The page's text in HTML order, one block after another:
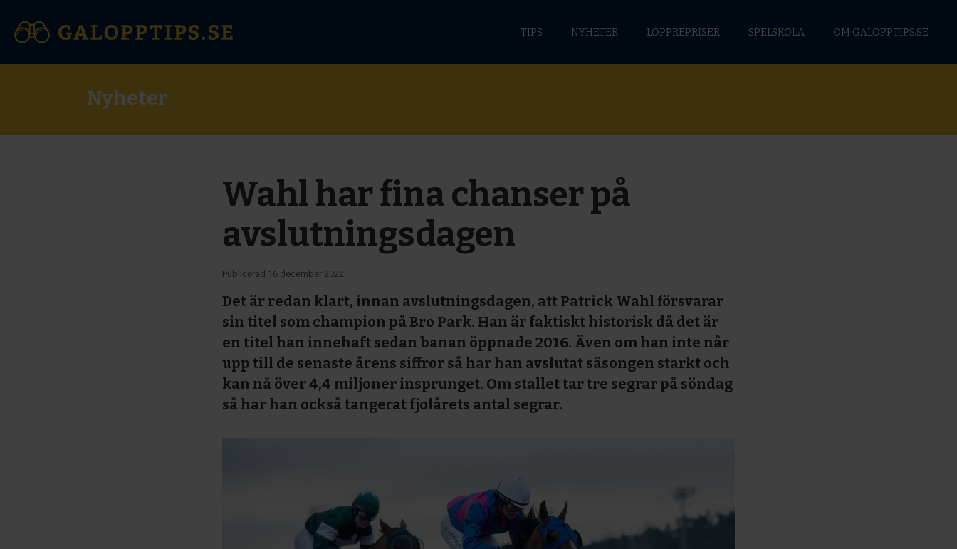
TIPS NYHETER LOPPREPRISER SPELSKOLA OM GALOPPTIPS.SE
Nyheter
Wahl har fina chanser på
avslutningsdagen
Publicerad 16 december 2022
Det är redan klart, innan avslutningsdagen, att Patrick Wahl försvarar
sin titel som champion på Bro Park. Han är faktiskt historisk då det är
en titel han innehaft sedan banan öppnade 2016. Även om han inte når
upp till de senaste årens siffror så har han avslutat säsongen starkt och
kan nå över 4,4 miljoner insprunget. Om stallet tar tre segrar på söndag
så har han också tangerat fjolårets antal segrar.